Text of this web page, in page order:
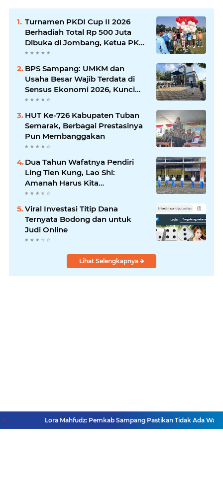
Turnamen PKDI Cup II 2026
Berhadiah Total Rp 500 Juta
Dibuka di Jombang, Ketua PKDI
Jatim Syaifullah Mahdi: Ajang
Komunikasi Antar-Kades untuk
Memajukan Desa
BPS Sampang: UMKM dan
Usaha Besar Wajib Terdata di
Sensus Ekonomi 2026, Kunci
Kebijakan Tepat Sasaran
HUT Ke-726 Kabupaten Tuban
Semarak, Berbagai Prestasinya
Pun Membanggakan
Dua Tahun Wafatnya Pendiri
Ling Tien Kung, Lao Shi:
Amanah Harus Kita
Laksanakan!
Viral Investasi Titip Dana
Ternyata Bodong dan untuk
Judi Online
Lihat Selengkapnya
Lora Mahfudz: Pemkab Sampang Pastikan Tidak Ada Warga